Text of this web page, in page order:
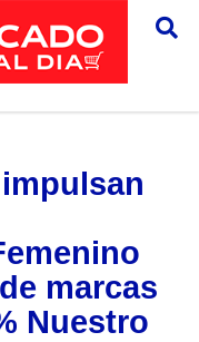
marcas
Nuestro